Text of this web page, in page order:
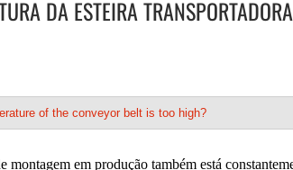
DA ESTEIRA TRANSPORTADORA